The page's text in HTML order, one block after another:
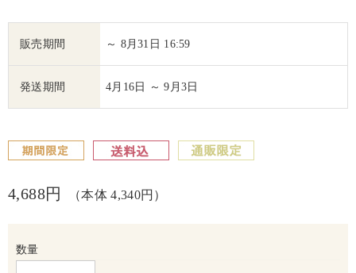
販売期間 ～ 8月31日 16:59
発送期間 4月16日 ～ 9月3日
4,688円 （本体 4,340円）
数量